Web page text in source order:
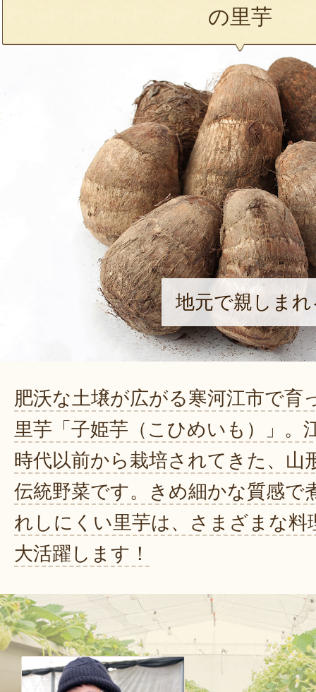
の里芋
地元で親しま
肥沃な土壌が広がる寒河江市で育
里芋「子姫芋（こひめいも）」。
時代以前から栽培されてきた、山
伝統野菜です。きめ細かな質感で
れしにくい里芋は、さまざまな料
大活躍します！